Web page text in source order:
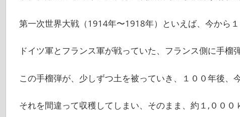
第一次世界大戦（1914年〜1918年）といえば、今から１
ドイツ軍とフランス軍が戦っていた、フランス側に手榴
この手榴弾が、少しずつ土を被っていき、１００年後、
それを間違って収穫してしまい、そのまま、約１,０００